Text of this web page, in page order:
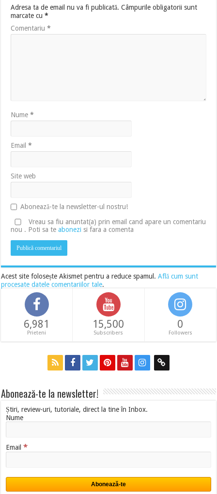
Adresa ta de email nu va fi publicată. Câmpurile obligatorii sunt
marcate cu*
Comentariu*
Nume*
Email*
Site web
Abonează-te la newsletter-ul nostru!
Vreau sa fiu anuntat(a) prin email cand apare un comentariu
nou . Poti sa teabonezi si fara a comenta
Acest site folosește Akismet pentru a reduce spamul.Află cum sunt
procesate datele comentariilor tale.
6,981
Prieteni
15,500
Subscribers
0
Followers
Abonează-te la newsletter!
Știri, review-uri, tutoriale, direct la tine în Inbox.
Nume
Email*